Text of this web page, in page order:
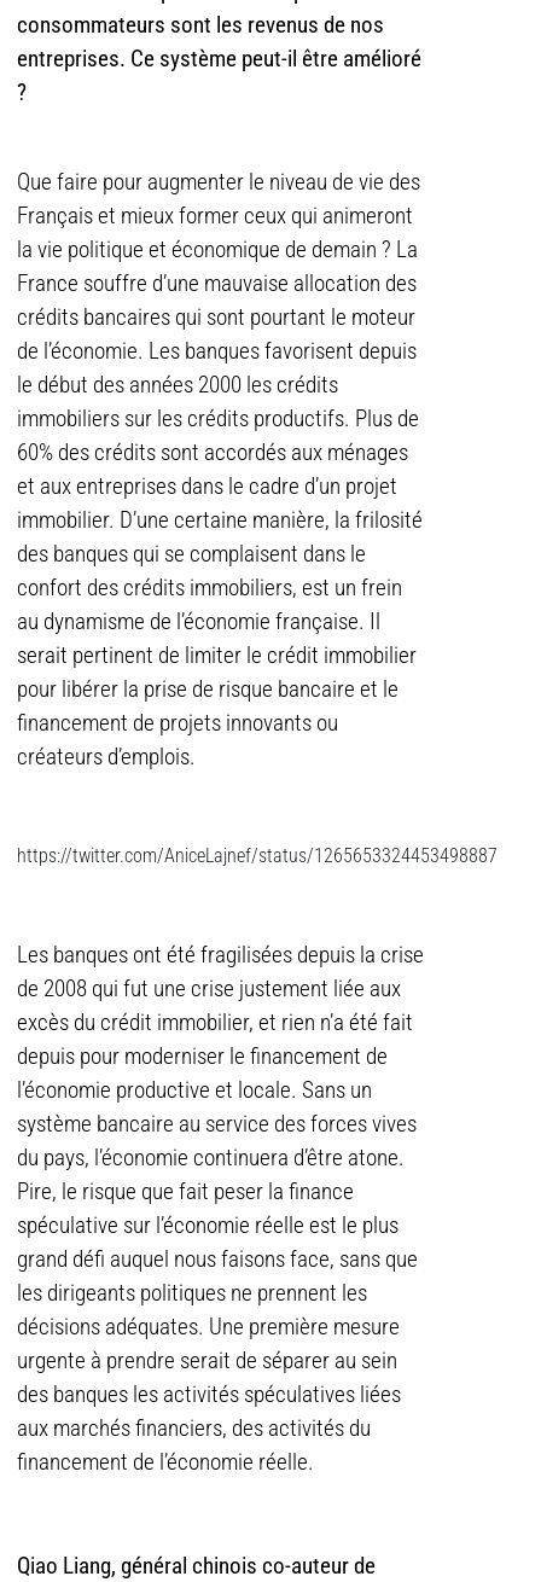
consommateurs sont les revenus de nos
entreprises. Ce système peut-il être amélioré
?
Que faire pour augmenter le niveau de vie des
Français et mieux former ceux qui animeront
la vie politique et économique de demain ? La
France souffre d’une mauvaise allocation des
crédits bancaires qui sont pourtant le moteur
de l’économie. Les banques favorisent depuis
le début des années 2000 les crédits
immobiliers sur les crédits productifs. Plus de
60% des crédits sont accordés aux ménages
et aux entreprises dans le cadre d’un projet
immobilier. D’une certaine manière, la frilosité
des banques qui se complaisent dans le
confort des crédits immobiliers, est un frein
au dynamisme de l’économie française. Il
serait pertinent de limiter le crédit immobilier
pour libérer la prise de risque bancaire et le
financement de projets innovants ou
créateurs d’emplois.
https://twitter.com/AniceLajnef/status/1265653324453498887
Les banques ont été fragilisées depuis la crise
de 2008 qui fut une crise justement liée aux
excès du crédit immobilier, et rien n’a été fait
depuis pour moderniser le financement de
l’économie productive et locale. Sans un
système bancaire au service des forces vives
du pays, l’économie continuera d’être atone.
Pire, le risque que fait peser la finance
spéculative sur l’économie réelle est le plus
grand défi auquel nous faisons face, sans que
les dirigeants politiques ne prennent les
décisions adéquates. Une première mesure
urgente à prendre serait de séparer au sein
des banques les activités spéculatives liées
aux marchés financiers, des activités du
financement de l’économie réelle.
Qiao Liang, général chinois co-auteur de